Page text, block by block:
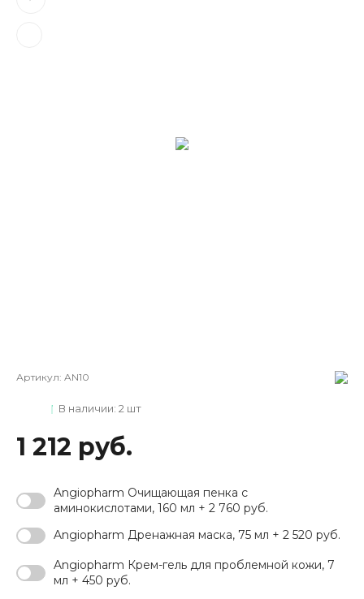
Артикул: AN10
В наличии: 2 шт
1 212 руб.
Angiopharm Очищающая пенка с
аминокислотами, 160 мл + 2 760 руб.
Angiopharm Дренажная маска, 75 мл + 2 520 руб.
Angiopharm Крем-гель для проблемной кожи, 7
мл + 450 руб.